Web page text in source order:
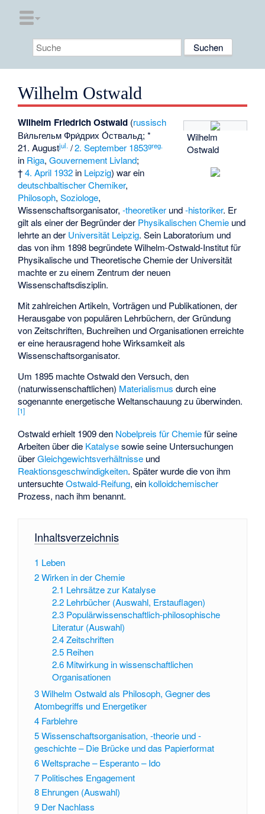
Wilhelm Ostwald
Wilhelm
Ostwald
Wilhelm Friedrich Ostwald (russisch
Ви́льгельм Фри́дрих О́ствальд; *
21. Augustjul. /2. September 1853greg.
in Riga,Gouvernement Livland;
†4. April 1932 in Leipzig) war ein
deutschbaltischer Chemiker,
Philosoph,Soziologe,
Wissenschaftsorganisator,‑theoretiker und‑historiker. Er
gilt als einer der Begründer der Physikalischen Chemie und
lehrte an der Universität Leipzig. Sein Laboratorium und
das von ihm 1898 begründeteWilhelm-Ostwald-Institut für
Physikalische und Theoretische Chemieder Universität
machte er zu einem Zentrum der neuen
Wissenschaftsdisziplin.
Mit zahlreichen Artikeln, Vorträgen und Publikationen, der
Herausgabe von populären Lehrbüchern, der Gründung
von Zeitschriften, Buchreihen und Organisationen erreichte
er eine herausragend hohe Wirksamkeit als
Wissenschaftsorganisator.
Um 1895 machte Ostwald den Versuch, den
(naturwissenschaftlichen) Materialismus durch eine
sogenannte energetische Weltanschauung zu überwinden.
[1]
Ostwald erhielt 1909 den Nobelpreis für Chemiefür seine
Arbeiten über die Katalysesowie seine Untersuchungen
überGleichgewichtsverhältnisse und
Reaktionsgeschwindigkeiten. Später wurde die von ihm
untersuchteOstwald-Reifung, einkolloidchemischer
Prozess, nach ihm benannt.
Inhaltsverzeichnis
1 Leben
2Wirken in der Chemie
2.1 Lehrsätze zur Katalyse
2.2 Lehrbücher (Auswahl, Erstauflagen)
2.3 Populärwissenschaftlich-philosophische
Literatur (Auswahl)
2.4 Zeitschriften
2.5 Reihen
2.6 Mitwirkung in wissenschaftlichen
Organisationen
3Wilhelm Ostwald als Philosoph, Gegner des
Atombegriffs und Energetiker
4 Farblehre
5Wissenschaftsorganisation, -theorie und -
geschichte – Die Brücke und das Papierformat
6Weltsprache – Esperanto – Ido
7 Politisches Engagement
8 Ehrungen (Auswahl)
9 Der Nachlass